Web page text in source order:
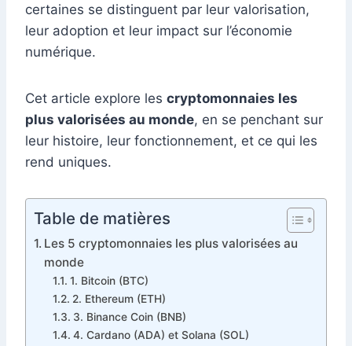
certaines se distinguent par leur valorisation,
leur adoption et leur impact sur l’économie
numérique.
Cet article explore les cryptomonnaies les
plus valorisées au monde, en se penchant sur
leur histoire, leur fonctionnement, et ce qui les
rend uniques.
Table de matières
Les 5 cryptomonnaies les plus valorisées au
monde
1. Bitcoin (BTC)
2. Ethereum (ETH)
3. Binance Coin (BNB)
4. Cardano (ADA) et Solana (SOL)